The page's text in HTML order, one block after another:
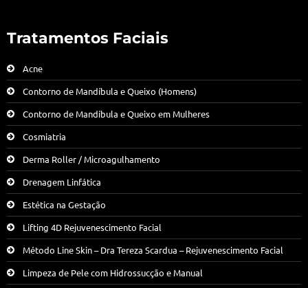
Tratamentos Faciais
Acne
Contorno de Mandíbula e Queixo (Homens)
Contorno de Mandíbula e Queixo em Mulheres
Cosmiatria
Derma Roller / Microagulhamento
Drenagem Linfática
Estética na Gestação
Lifting 4D Rejuvenescimento Facial
Método Line Skin – Dra Tereza Scardua – Rejuvenescimento Facial
Limpeza de Pele com Hidrossucção e Manual